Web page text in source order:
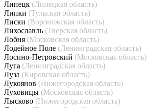
Липецк (Липецкая область)
Липки (Тульская область)
Лиски (Воронежская область)
Лихославль (Тверская область)
Лобня (Московская область)
Лодейное Поле (Ленинградская область)
Лосино-Петровский (Московская область)
Луга (Ленинградская область)
Луза (Кировская область)
Лукоянов (Нижегородская область)
Луховицы (Московская область)
Лысково (Нижегородская область)